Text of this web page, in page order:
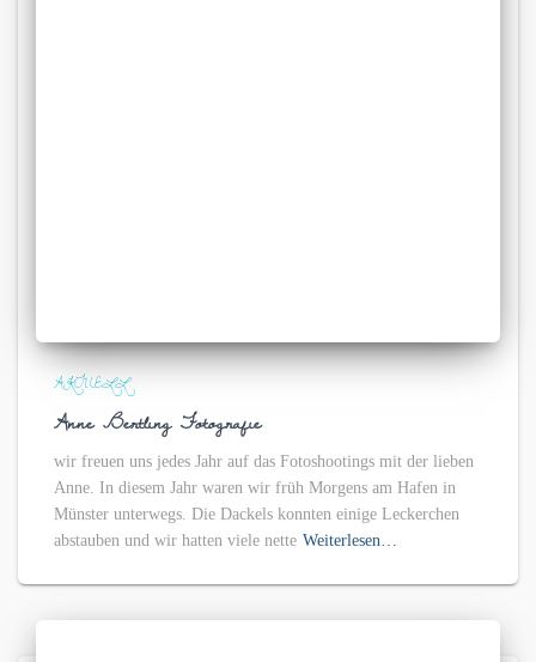
AKTUELL
Anne Bertling Fotografie
wir freuen uns jedes Jahr auf das Fotoshootings mit der lieben
Anne. In diesem Jahr waren wir früh Morgens am Hafen in
Münster unterwegs. Die Dackels konnten einige Leckerchen
abstauben und wir hatten viele nette Weiterlesen…